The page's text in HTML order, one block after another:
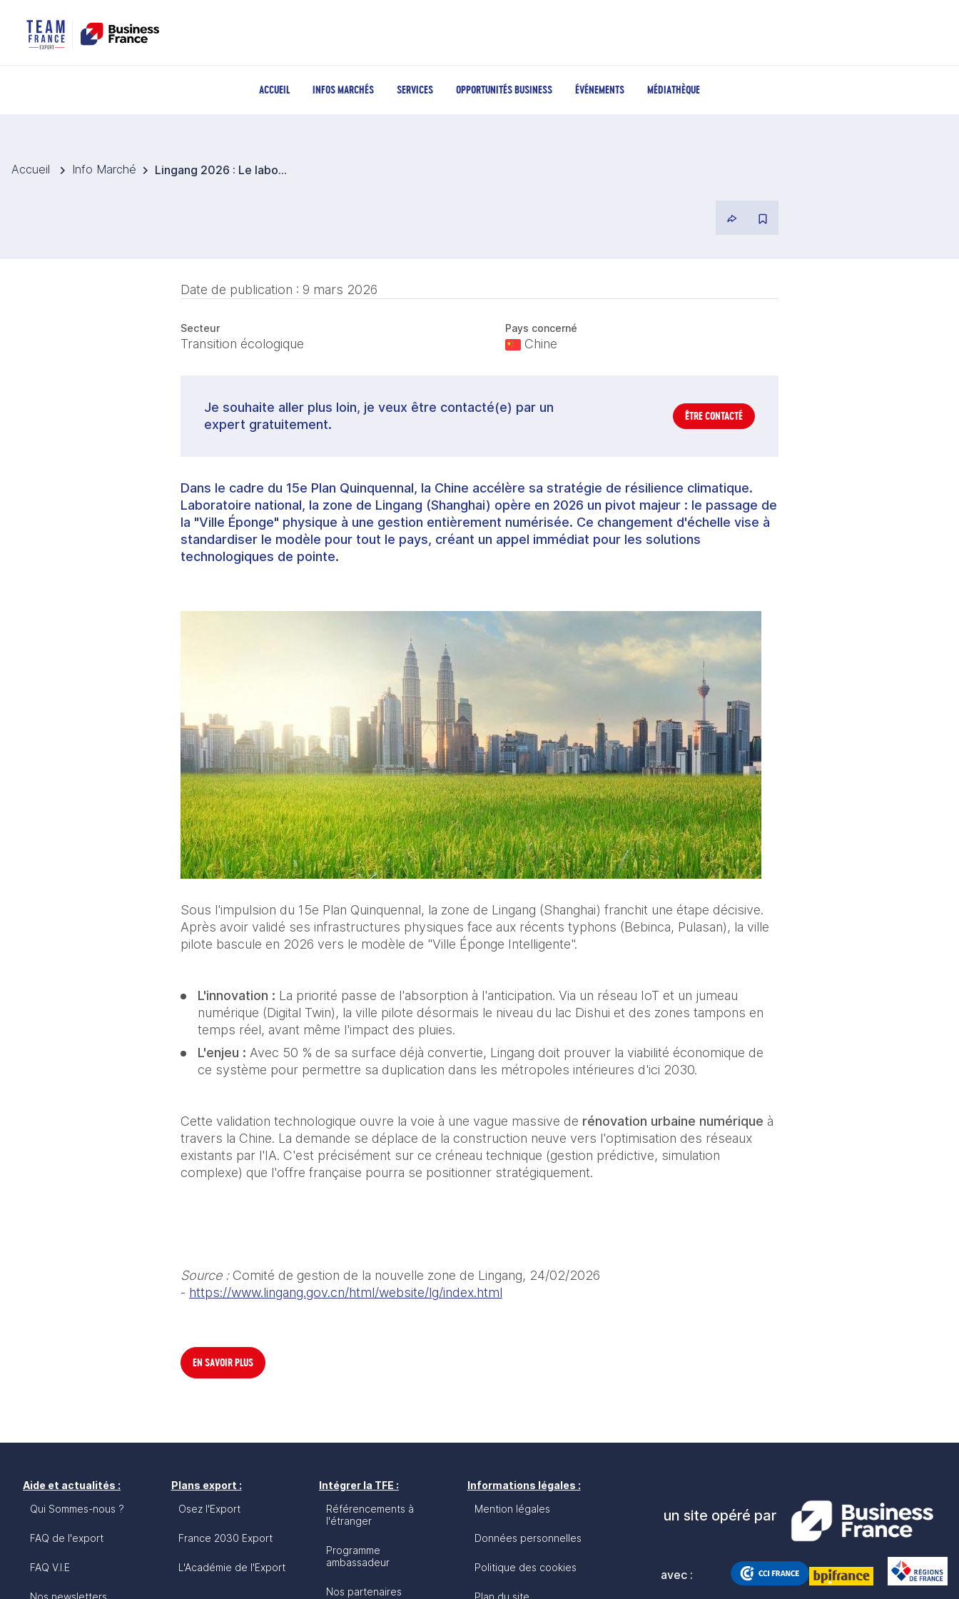
ACCUEIL INFOS MARCHÉS SERVICES OPPORTUNITÉS BUSINESS ÉVÉNEMENTS MÉDIATHÈQUE
Accueil Info Marché Lingang 2026 : Le laboratoire éponge de Shanghai passe à l'ère du numérique
Date de publication : 9 mars 2026
Secteur
Transition écologique
Pays concerné
Chine
Je souhaite aller plus loin, je veux être contacté(e) par un
expert gratuitement.
ÊTRE CONTACTÉ
Dans le cadre du 15e Plan Quinquennal, la Chine accélère sa stratégie de résilience climatique.
Laboratoire national, la zone de Lingang (Shanghai) opère en 2026 un pivot majeur : le passage de
la "Ville Éponge" physique à une gestion entièrement numérisée. Ce changement d'échelle vise à
standardiser le modèle pour tout le pays, créant un appel immédiat pour les solutions
technologiques de pointe.
Sous l'impulsion du 15e Plan Quinquennal, la zone de Lingang (Shanghai) franchit une étape décisive.
Après avoir validé ses infrastructures physiques face aux récents typhons (Bebinca, Pulasan), la ville
pilote bascule en 2026 vers le modèle de "Ville Éponge Intelligente".
L'innovation : La priorité passe de l'absorption à l'anticipation. Via un réseau IoT et un jumeau
numérique (Digital Twin), la ville pilote désormais le niveau du lac Dishui et des zones tampons en
temps réel, avant même l'impact des pluies.
L'enjeu : Avec 50 % de sa surface déjà convertie, Lingang doit prouver la viabilité économique de
ce système pour permettre sa duplication dans les métropoles intérieures d'ici 2030.
Cette validation technologique ouvre la voie à une vague massive de rénovation urbaine numérique à
travers la Chine. La demande se déplace de la construction neuve vers l'optimisation des réseaux
existants par l'IA. C'est précisément sur ce créneau technique (gestion prédictive, simulation
complexe) que l'offre française pourra se positionner stratégiquement.
Source : Comité de gestion de la nouvelle zone de Lingang, 24/02/2026
- https://www.lingang.gov.cn/html/website/lg/index.html
EN SAVOIR PLUS
Aide et actualités :
Qui Sommes-nous ?
FAQ de l'export
FAQ V.I.E
Nos newsletters
Plans export :
Osez l'Export
France 2030 Export
L'Académie de l'Export
Intégrer la TFE :
Référencements à
l'étranger
Programme
ambassadeur
Nos partenaires
Informations légales :
Mention légales
Données personnelles
Politique des cookies
Plan du site
un site opéré par
avec :